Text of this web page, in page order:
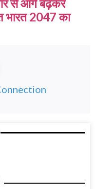
से आगे बढ़कर
भारत 2047 का